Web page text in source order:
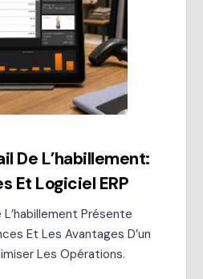
De L’habillement:
Et Logiciel ERP
L’habillement Présente
Et Les Avantages D’un
Les Opérations.